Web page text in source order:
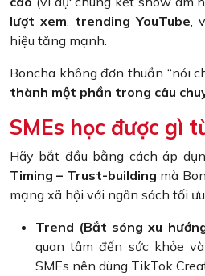
lượt xem, trending YouTube,
hiệu tăng mạnh.
Boncha không đơn thuần “nói
thành một phần trong câu
SMEs học được gì
Hãy bắt đầu bằng cách áp
Timing – Trust-building mà
mạng xã hội với ngân sách tối
Trend (Bắt sóng xu
quan tâm đến sức khỏe
SMEs nên dùng TikTok